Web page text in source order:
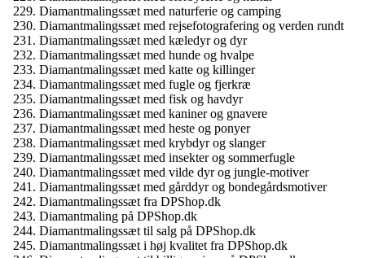
Diamantmalingssæt med naturferie og camping
Diamantmalingssæt med rejsefotografering og verden rundt
Diamantmalingssæt med kæledyr og dyr
Diamantmalingssæt med hunde og hvalpe
Diamantmalingssæt med katte og killinger
Diamantmalingssæt med fugle og fjerkræ
Diamantmalingssæt med fisk og havdyr
Diamantmalingssæt med kaniner og gnavere
Diamantmalingssæt med heste og ponyer
Diamantmalingssæt med krybdyr og slanger
Diamantmalingssæt med insekter og sommerfugle
Diamantmalingssæt med vilde dyr og jungle-motiver
Diamantmalingssæt med gårddyr og bondegårdsmotiver
Diamantmalingssæt fra DPShop.dk
Diamantmaling på DPShop.dk
Diamantmalingssæt til salg på DPShop.dk
Diamantmalingssæt i høj kvalitet fra DPShop.dk